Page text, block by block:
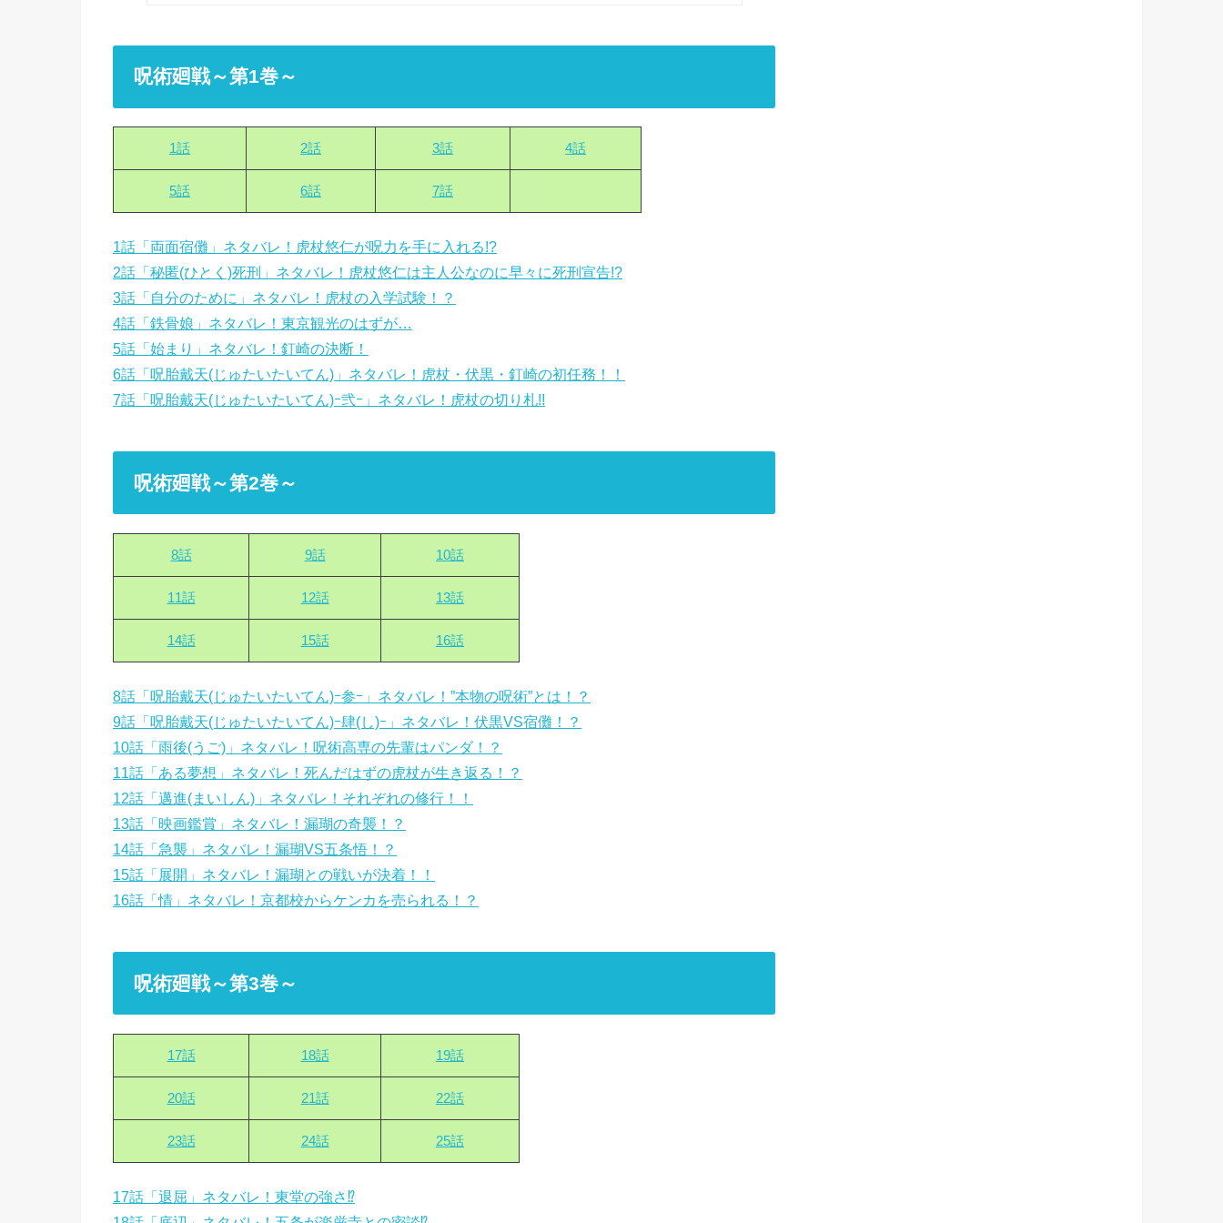
呪術廻戦～第1巻～
1話 2話 3話 4話
5話 6話 7話
1話「両面宿儺」ネタバレ！虎杖悠仁が呪力を手に入れる!?
2話「秘匿(ひとく)死刑」ネタバレ！虎杖悠仁は主人公なのに早々に死刑宣告!?
3話「自分のために」ネタバレ！虎杖の入学試験！？
4話「鉄骨娘」ネタバレ！東京観光のはずが…
5話「始まり」ネタバレ！釘崎の決断！
6話「呪胎戴天(じゅたいたいてん)」ネタバレ！虎杖・伏黒・釘崎の初任務！！
7話「呪胎戴天(じゅたいたいてん)ｰ弐ｰ」ネタバレ！虎杖の切り札!!
呪術廻戦～第2巻～
8話 9話 10話
11話 12話 13話
14話 15話 16話
8話「呪胎戴天(じゅたいたいてん)ｰ参ｰ」ネタバレ！”本物の呪術”とは！？
9話「呪胎戴天(じゅたいたいてん)ｰ肆(し)ｰ」ネタバレ！伏黒VS宿儺！？
10話「雨後(うご)」ネタバレ！呪術高専の先輩はパンダ！？
11話「ある夢想」ネタバレ！死んだはずの虎杖が生き返る！？
12話「邁進(まいしん)」ネタバレ！それぞれの修行！！
13話「映画鑑賞」ネタバレ！漏瑚の奇襲！？
14話「急襲」ネタバレ！漏瑚VS五条悟！？
15話「展開」ネタバレ！漏瑚との戦いが決着！！
16話「情」ネタバレ！京都校からケンカを売られる！？
呪術廻戦～第3巻～
17話 18話 19話
20話 21話 22話
23話 24話 25話
17話「退屈」ネタバレ！東堂の強さ⁉